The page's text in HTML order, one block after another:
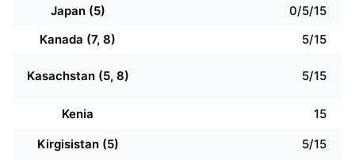
Japan (5)
0/5/15
Kanada (7, 8)
5/15
Kasachstan (5, 8) 5/15
Kenia
15
Kirgisistan (5)
5/15